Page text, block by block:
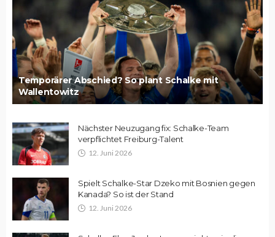
Temporärer Abschied? So plant Schalke mit
Wallentowitz
Nächster Neuzugang fix: Schalke-Team
verpflichtet Freiburg-Talent
12. Juni 2026
Spielt Schalke-Star Dzeko mit Bosnien gegen
Kanada? So ist der Stand
12. Juni 2026